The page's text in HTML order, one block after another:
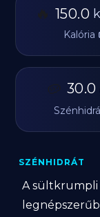
🔥 150.0
Kalória
🥔 30.0
SZÉNHIDRÁT
A sültkrumpli